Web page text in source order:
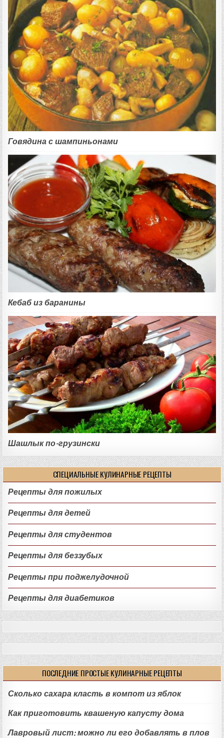
Говядина с шампиньонами
Кебаб из баранины
Шашлык по-грузински
СПЕЦИАЛЬНЫЕ КУЛИНАРНЫЕ РЕЦЕПТЫ
Рецепты для пожилых
Рецепты для детей
Рецепты для студентов
Рецепты для беззубых
Рецепты при поджелудочной
Рецепты для диабетиков
ПОСЛЕДНИЕ ПРОСТЫЕ КУЛИНАРНЫЕ РЕЦЕПТЫ
Сколько сахара класть в компот из яблок
Как приготовить квашеную капусту дома
Лавровый лист: можно ли его добавлять в плов